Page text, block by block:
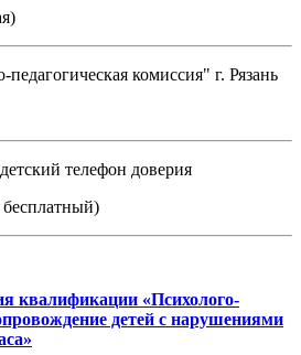
комиссия" г. Рязань
телефон доверия
бесплатный)
квалификации «Психолого-
детей с нарушениями